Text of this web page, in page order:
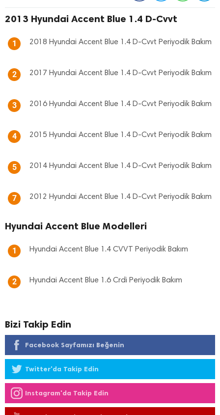
2013 Hyundai Accent Blue 1.4 D-Cvvt
1 2018 Hyundai Accent Blue 1.4 D-Cvvt Periyodik Bakım
2 2017 Hyundai Accent Blue 1.4 D-Cvvt Periyodik Bakım
3 2016 Hyundai Accent Blue 1.4 D-Cvvt Periyodik Bakım
4 2015 Hyundai Accent Blue 1.4 D-Cvvt Periyodik Bakım
5 2014 Hyundai Accent Blue 1.4 D-Cvvt Periyodik Bakım
7 2012 Hyundai Accent Blue 1.4 D-Cvvt Periyodik Bakım
Hyundai Accent Blue Modelleri
1 Hyundai Accent Blue 1.4 CVVT Periyodik Bakım
2 Hyundai Accent Blue 1.6 Crdi Periyodik Bakım
Bizi Takip Edin
Facebook Sayfamızı Beğenin
Twitter'da Takip Edin
Instagram'da Takip Edin